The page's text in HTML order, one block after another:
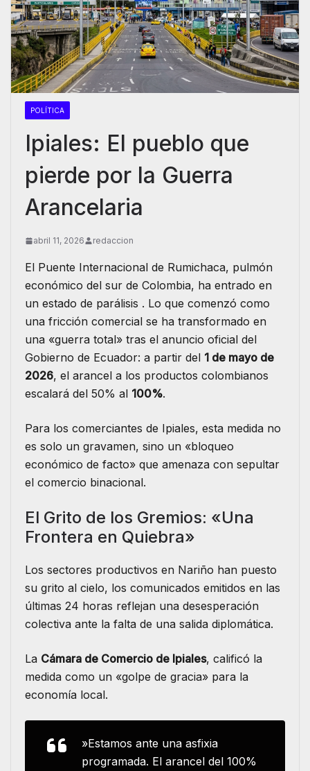
POLÍTICA
Ipiales: El pueblo que
pierde por la Guerra
Arancelaria
abril 11, 2026 redaccion
El Puente Internacional de Rumichaca, pulmón
económico del sur de Colombia, ha entrado en
un estado de parálisis . Lo que comenzó como
una fricción comercial se ha transformado en
una «guerra total» tras el anuncio oficial del
Gobierno de Ecuador: a partir del 1 de mayo de
2026, el arancel a los productos colombianos
escalará del 50% al 100%.
​Para los comerciantes de Ipiales, esta medida no
es solo un gravamen, sino un «bloqueo
económico de facto» que amenaza con sepultar
el comercio binacional.
​El Grito de los Gremios: «Una
Frontera en Quiebra»
​Los sectores productivos en Nariño han puesto
su grito al cielo, los comunicados emitidos en las
últimas 24 horas reflejan una desesperación
colectiva ante la falta de una salida diplomática.
​La Cámara de Comercio de Ipiales, calificó la
medida como un «golpe de gracia» para la
economía local.
​»Estamos ante una asfixia
programada. El arancel del 100%